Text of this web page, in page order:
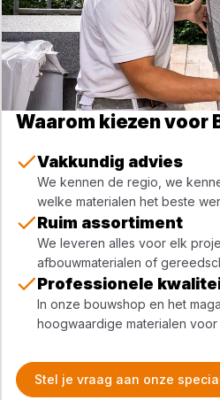
Waarom kiezen voor
Vakkundig advies
We kennen de regio, we
welke materialen het beste
Ruim assortiment
We leveren alles voor elk
afbouwmaterialen of
Professionele
In onze bouwshop en het
hoogwaardige materialen
Stel je vraag aan onze